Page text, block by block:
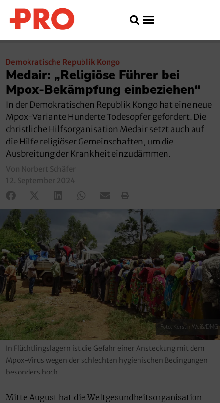
Demokratische Republik Kongo
Medair: „Religiöse Führer bei
Mpox-Bekämpfung einbeziehen“
In der Demokratischen Republik Kongo hat eine neue
Mpox-Variante Hunderte Todesopfer gefordert. Die
christliche Hilfsorganisation Medair setzt auch auf
die Hilfe religiöser Gemeinschaften, um die
Ausbreitung der Krankheit einzudämmen.
Von Norbert Schäfer
12. September 2024
Foto: Kerstin Weiß/DMG
In Flüchtlingslagern ist die Gefahr einer Ansteckung mit dem
Mpox-Virus wegen der schlechten hygienischen Bedingungen
besonders hoch
Mitte August hat die Weltgesundheitsorganisation